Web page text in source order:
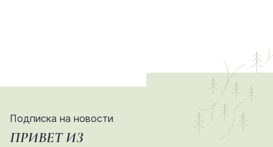
Подписка на новости
ПРИВЕТ ИЗ